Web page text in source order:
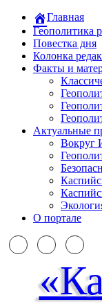
Главная
Геополитика
Повестка дня
Колонка
Факты и
Актуальные
Вокруг
О портале